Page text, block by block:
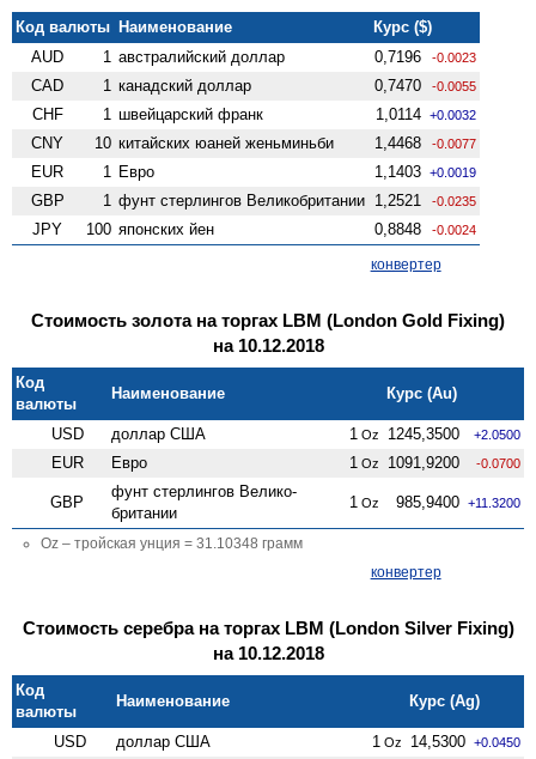
Код валюты Наименование
Курс ($)
AUD
1 австралийский доллар 0,7196 -0.0023
CAD 1 канадский доллар 0,7470 -0.0055
CHF 1 швейцарский франк 1,0114 +0.0032
CNY 10 китайских юаней женьминьби 1,4468 -0.0077
EUR 1 Евро 1,1403 +0.0019
GBP 1 фунт стерлингов Велико­британии 1,2521 -0.0235
JPY 100 японских йен 0,8848 -0.0024
конвертер
Стоимость золота на торгах LBM (London Gold Fixing)
на 10.12.2018
Код
валюты
Наименование Курс (Au)
USD доллар США 1 Oz 1245,3500 +2.0500
EUR Евро 1 Oz 1091,9200 -0.0700
GBP
фунт стерлингов Велико­
британии
1 Oz 985,9400 +11.3200
Oz – тройская унция = 31.10348 грамм
конвертер
Стоимость серебра на торгах LBM (London Silver Fixing)
на 10.12.2018
Код
валюты
Наименование Курс (Ag)
USD доллар США 1 Oz 14,5300 +0.0450